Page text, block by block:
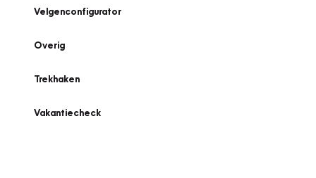
Velgenconfigurator
Overig
Trekhaken
Vakantiecheck